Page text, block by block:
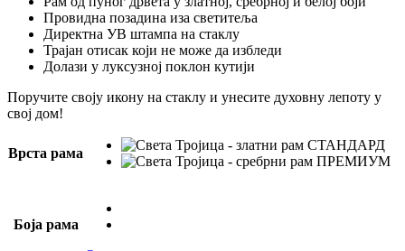
Провидна позадина иза светитеља
Директна УВ штампа на стаклу
Трајан отисак који не може да избледи
Долази у луксузној поклон кутији
Поручите своју икону на стаклу и унесите духовну лепоту у
свој дом!
Врста рама
Боја рама